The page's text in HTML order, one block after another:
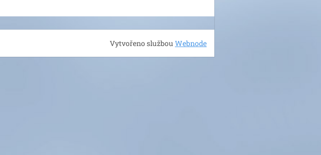
Vytvořeno službouWebnode